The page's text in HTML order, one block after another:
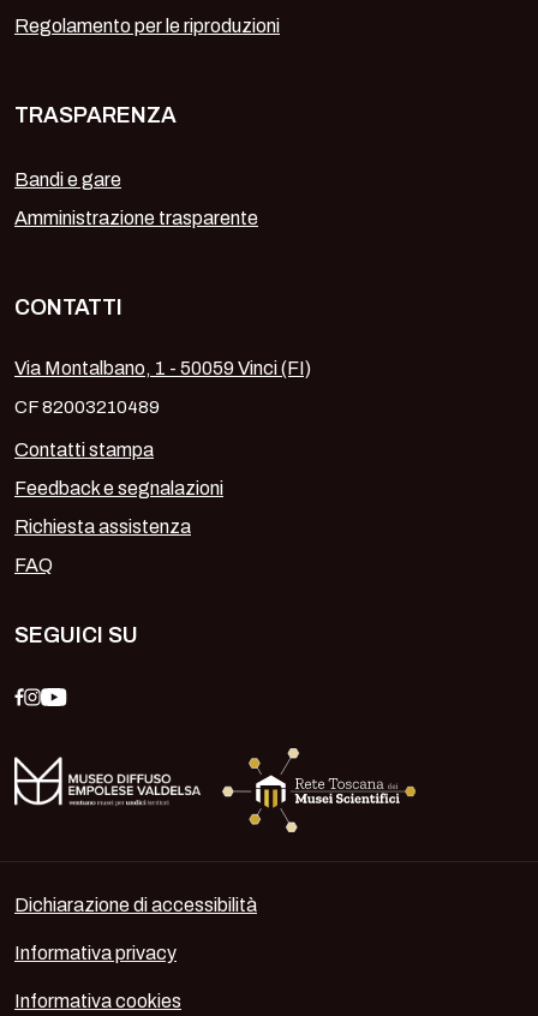
Regolamento per le riproduzioni
TRASPARENZA
Bandi e gare
Amministrazione trasparente
CONTATTI
Via Montalbano, 1 - 50059 Vinci (FI)
CF 82003210489
Contatti stampa
Feedback e segnalazioni
Richiesta assistenza
FAQ
SEGUICI SU
Dichiarazione di accessibilità
Informativa privacy
Informativa cookies